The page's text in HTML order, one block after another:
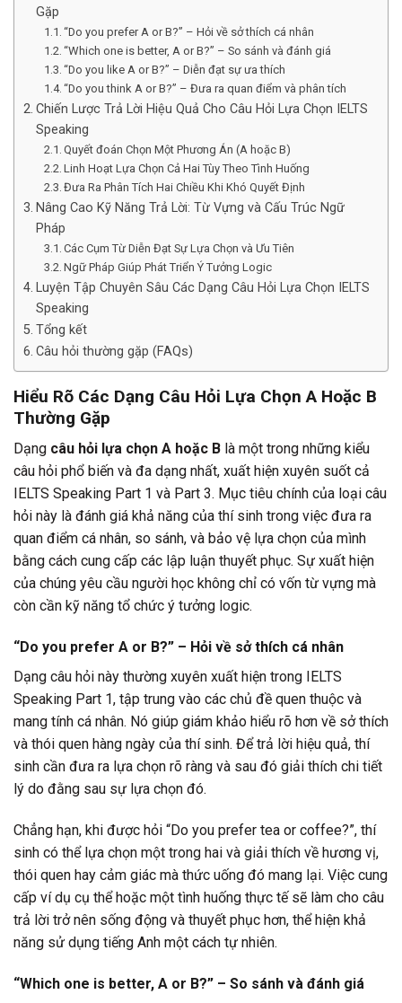
Gặp
“Do you prefer A or B?” – Hỏi về sở thích cá nhân
“Which one is better, A or B?” – So sánh và đánh giá
“Do you like A or B?” – Diễn đạt sự ưa thích
“Do you think A or B?” – Đưa ra quan điểm và phân tích
Chiến Lược Trả Lời Hiệu Quả Cho Câu Hỏi Lựa Chọn IELTS
Speaking
Quyết đoán Chọn Một Phương Án (A hoặc B)
Linh Hoạt Lựa Chọn Cả Hai Tùy Theo Tình Huống
Đưa Ra Phân Tích Hai Chiều Khi Khó Quyết Định
Nâng Cao Kỹ Năng Trả Lời: Từ Vựng và Cấu Trúc Ngữ
Pháp
Các Cụm Từ Diễn Đạt Sự Lựa Chọn và Ưu Tiên
Ngữ Pháp Giúp Phát Triển Ý Tưởng Logic
Luyện Tập Chuyên Sâu Các Dạng Câu Hỏi Lựa Chọn IELTS
Speaking
Tổng kết
Câu hỏi thường gặp (FAQs)
Hiểu Rõ Các Dạng Câu Hỏi Lựa Chọn A Hoặc B
Thường Gặp
Dạng câu hỏi lựa chọn A hoặc B là một trong những kiểu
câu hỏi phổ biến và đa dạng nhất, xuất hiện xuyên suốt cả
IELTS Speaking Part 1 và Part 3. Mục tiêu chính của loại câu
hỏi này là đánh giá khả năng của thí sinh trong việc đưa ra
quan điểm cá nhân, so sánh, và bảo vệ lựa chọn của mình
bằng cách cung cấp các lập luận thuyết phục. Sự xuất hiện
của chúng yêu cầu người học không chỉ có vốn từ vựng mà
còn cần kỹ năng tổ chức ý tưởng logic.
“Do you prefer A or B?” – Hỏi về sở thích cá nhân
Dạng câu hỏi này thường xuyên xuất hiện trong IELTS
Speaking Part 1, tập trung vào các chủ đề quen thuộc và
mang tính cá nhân. Nó giúp giám khảo hiểu rõ hơn về sở thích
và thói quen hàng ngày của thí sinh. Để trả lời hiệu quả, thí
sinh cần đưa ra lựa chọn rõ ràng và sau đó giải thích chi tiết
lý do đằng sau sự lựa chọn đó.
Chẳng hạn, khi được hỏi “Do you prefer tea or coffee?”, thí
sinh có thể lựa chọn một trong hai và giải thích về hương vị,
thói quen hay cảm giác mà thức uống đó mang lại. Việc cung
cấp ví dụ cụ thể hoặc một tình huống thực tế sẽ làm cho câu
trả lời trở nên sống động và thuyết phục hơn, thể hiện khả
năng sử dụng tiếng Anh một cách tự nhiên.
“Which one is better, A or B?” – So sánh và đánh giá